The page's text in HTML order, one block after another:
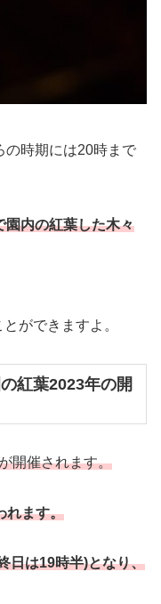
の時期には20時まで
園内の紅葉した木々
ができますよ。
紅葉2023年の開
開催されます。
れます。
日は19時半)となり、